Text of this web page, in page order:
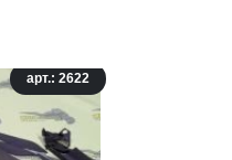
арт.: 2622